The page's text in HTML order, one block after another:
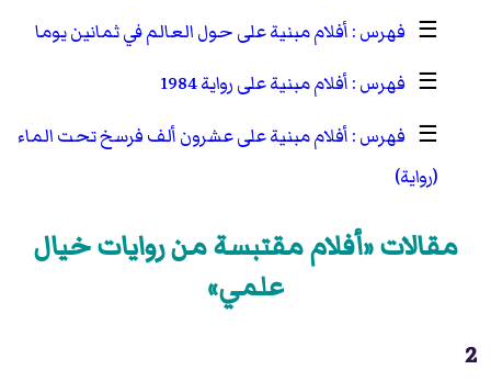
☰
أفلام مبنية على حول العالم في ثمانين يوما
☰
أفلام مبنية على رواية 1984
☰
أفلام مبنية على عشرون ألف فرسخ تحت الماء
(رواية)
مقالات «أفلام مقتبسة من روايات خيال
علمي»
2